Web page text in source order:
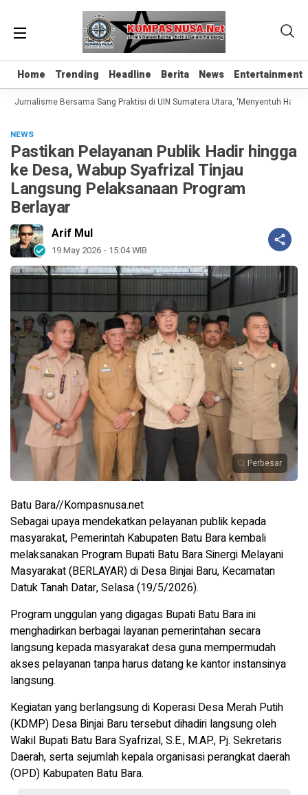
Home Trending Headline Berita News Entertainment
Home Trending Headline Berita News Entertainment
Jurnalisme Bersama Sang Praktisi di UIN Sumatera Utara, ‘Menyentuh Hati
NEWS
Pastikan Pelayanan Publik Hadir hingga
ke Desa, Wabup Syafrizal Tinjau
Langsung Pelaksanaan Program
Berlayar
Arif Mul
19 May 2026 - 15:04 WIB
Perbesar
Batu Bara//Kompasnusa.net
Sebagai upaya mendekatkan pelayanan publik kepada
masyarakat, Pemerintah Kabupaten Batu Bara kembali
melaksanakan Program Bupati Batu Bara Sinergi Melayani
Masyarakat (BERLAYAR) di Desa Binjai Baru, Kecamatan
Datuk Tanah Datar, Selasa (19/5/2026).
Program unggulan yang digagas Bupati Batu Bara ini
menghadirkan berbagai layanan pemerintahan secara
langsung kepada masyarakat desa guna mempermudah
akses pelayanan tanpa harus datang ke kantor instansinya
langsung.
Kegiatan yang berlangsung di Koperasi Desa Merah Putih
(KDMP) Desa Binjai Baru tersebut dihadiri langsung oleh
Wakil Bupati Batu Bara Syafrizal, S.E., M.AP., Pj. Sekretaris
Daerah, serta sejumlah kepala organisasi perangkat daerah
(OPD) Kabupaten Batu Bara.